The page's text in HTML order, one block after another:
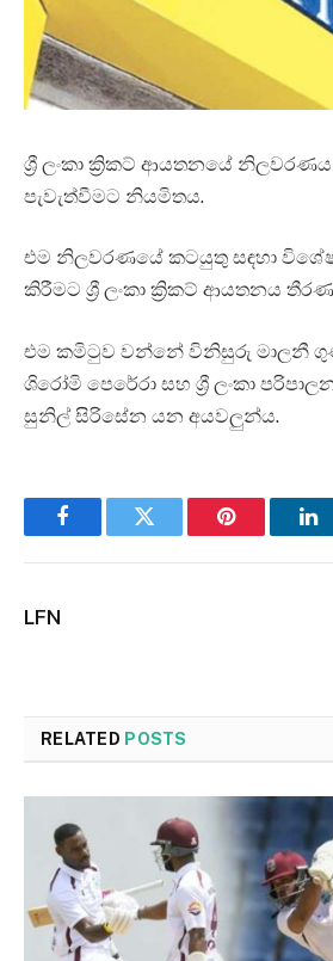
ශ්‍රී ලංකා ක්‍රිකට් ආයතනයේ නිලවරණය
පැවැත්වීමට නියමිතය.
එම නිලවරණයේ කටයුතු සඳහා
කිරීමට ශ්‍රී ලංකා ක්‍රිකට් ආයතනය
එම කමිටුව වන්නේ විනිසුරු මාලනී
ශිරෝමි පෙරේරා සහ ශ්‍රී ලංකා
සුනිල් සිරිසේන යන අයවලුන්ය.
FacebookTwitter Pinterest
LFN
RELATED POSTS